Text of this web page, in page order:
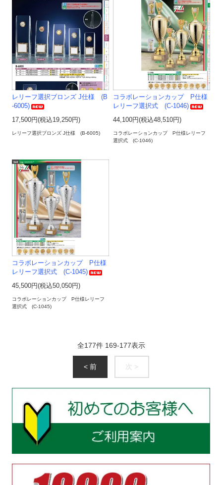
レリーフ選択ブロンズ J仕様 (B
-6005)
17,500円(税込19,250円)
レリーフ選択ブロンズ J仕様 (B-6005)
コラボレーションカップ P仕様
レリーフ選択式 (C-1046)
44,100円(税込48,510円)
コラボレーションカップ P仕様レリーフ
選択式 (C-1046)
コラボレーションカップ P仕様
レリーフ選択式 (C-1045)
45,500円(税込50,050円)
コラボレーションカップ P仕様レリーフ
選択式 (C-1045)
全177件 169-177表示
< 前 次 >